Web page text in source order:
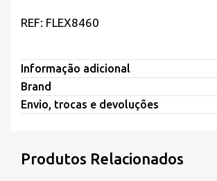
REF: FLEX8460
Informação adicional
Brand
Envio, trocas e devoluções
Produtos Relacionados